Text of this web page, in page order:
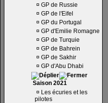
¤ GP de Russie
¤ GP de l'Eifel
¤ GP du Portugal
¤ GP d'Emilie Romagne
¤ GP de Turquie
¤ GP de Bahrein
¤ GP de Sakhir
¤ GP d'Abu Dhabi
Saison 2021
¤ Les écuries et les
pilotes